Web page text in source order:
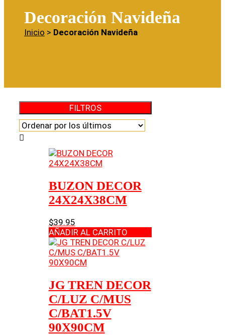
Decoración Navideña
Inicio > Decoración Navideña
FILTROS
BUZON DECOR
24X24X38CM
$39.95
AÑADIR AL CARRITO
JG TREN DECOR
C/LUZ C/MUS
C/BAT1.5V
90X90CM